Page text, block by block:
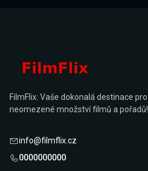
FilmFlix: Vaše dokonalá destinace pro
neomezené množství filmů a pořadů!
info@filmflix.cz
0000000000